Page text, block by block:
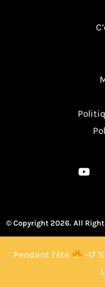
Pendant l’été
-17
© Copyright 2026. All